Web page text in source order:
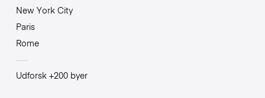
New York City
Paris
Rome
Udforsk +200 byer